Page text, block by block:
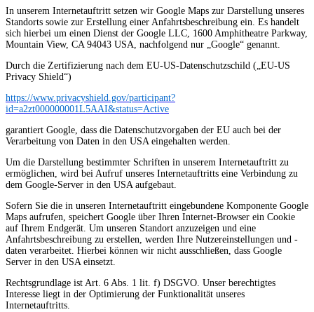
In unserem Internetauftritt setzen wir Google Maps zur Darstellung unseres
Standorts sowie zur Erstellung einer Anfahrtsbeschreibung ein. Es handelt
sich hierbei um einen Dienst der Google LLC, 1600 Amphitheatre Parkway,
Mountain View, CA 94043 USA, nachfolgend nur „Google“ genannt.
Durch die Zertifizierung nach dem EU-US-Datenschutzschild („EU-US
Privacy Shield“)
https://www.privacyshield.gov/participant?
id=a2zt000000001L5AAI&status=Active
garantiert Google, dass die Datenschutzvorgaben der EU auch bei der
Verarbeitung von Daten in den USA eingehalten werden.
Um die Darstellung bestimmter Schriften in unserem Internetauftritt zu
ermöglichen, wird bei Aufruf unseres Internetauftritts eine Verbindung zu
dem Google-Server in den USA aufgebaut.
Sofern Sie die in unseren Internetauftritt eingebundene Komponente Google
Maps aufrufen, speichert Google über Ihren Internet-Browser ein Cookie
auf Ihrem Endgerät. Um unseren Standort anzuzeigen und eine
Anfahrtsbeschreibung zu erstellen, werden Ihre Nutzereinstellungen und -
daten verarbeitet. Hierbei können wir nicht ausschließen, dass Google
Server in den USA einsetzt.
Rechtsgrundlage ist Art. 6 Abs. 1 lit. f) DSGVO. Unser berechtigtes
Interesse liegt in der Optimierung der Funktionalität unseres
Internetauftritts.